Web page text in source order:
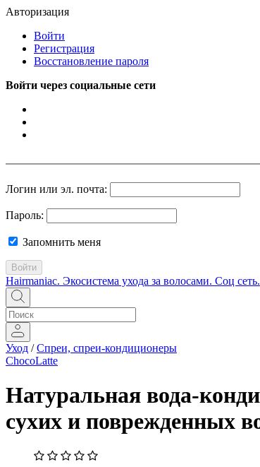
Авторизация
Войти
Регистрация
Восстановление пароля
Войти через социальные сети
Логин или эл. почта:
Пароль:
Запомнить меня
Войти
Hairmaniac. Экосистема ухода за волосами. Соц сеть.
Уход /Спреи, спреи-кондиционеры
ChocoLatte
Натуральная вода-
сухих и поврежденных